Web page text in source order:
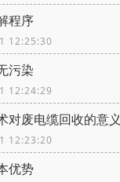
程序
12:25:30
污染
12:24:29
对废电缆回收的意义
12:23:20
优势